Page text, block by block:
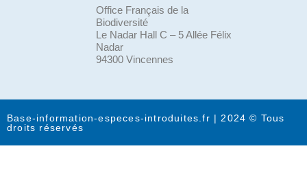
Office Français de la
Biodiversité
Le Nadar Hall C – 5 Allée Félix
Nadar
94300 Vincennes
Base-information-especes-introduites.fr | 2024 © Tous
droits réservés